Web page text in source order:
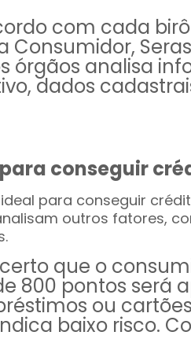
com cada
Consumidor,
órgãos analisa
dados
conseguir
para conseguir
outros fatores,
que o
800 pontos será
ou
baixo risco.